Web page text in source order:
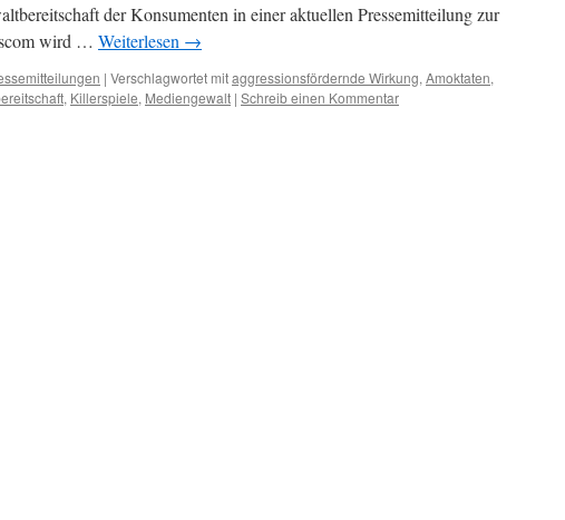
der Konsumenten in einer aktuellen Pressemitteilung zur
wird … Weiterlesen →
| Verschlagwortet mitaggressionsfördernde Wirkung, Amoktaten,
, Killerspiele, Mediengewalt | Schreib einen Kommentar